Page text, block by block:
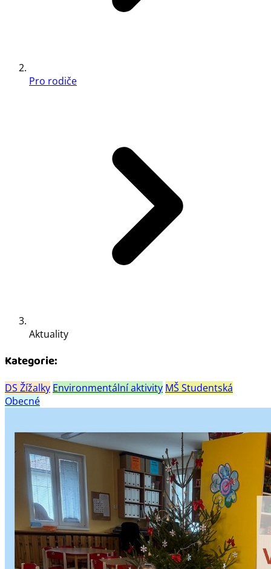
Pro rodiče
Aktuality
Kategorie:
DS Žížalky Environmentální aktivity MŠ Studentská
Obecné